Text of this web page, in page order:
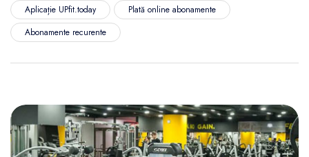
Aplicație UPfit.today
Plată online abonamente
Abonamente recurente